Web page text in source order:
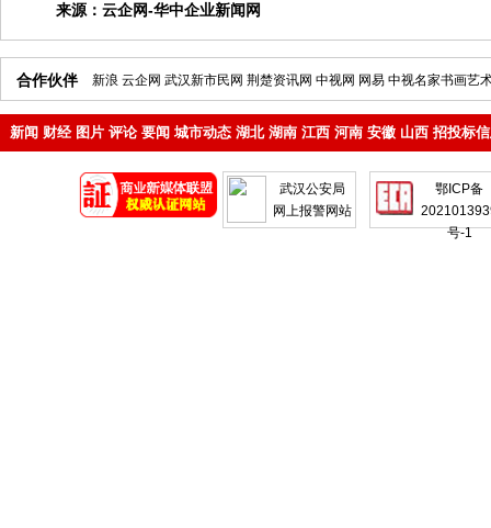
来源： 云企网-华中企业新闻网
合作伙伴 新浪 云企网 武汉新市民网 荆楚资讯网 中视网 网易 中视名家书画艺
新闻 财经 图片 评论 要闻 城市动态 湖北 湖南 江西 河南 安徽 山西 招投标
武汉公安局
网上报警网站
鄂ICP备
号-1